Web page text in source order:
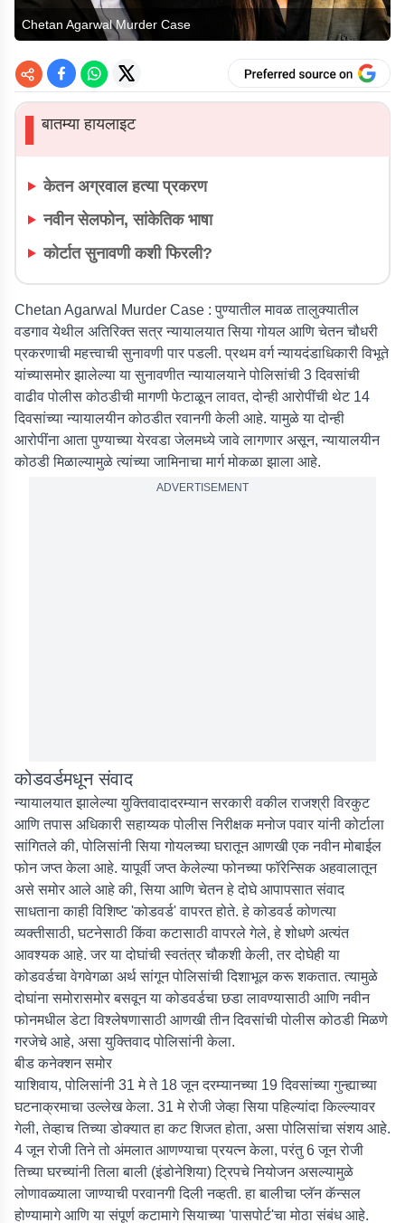
Chetan Agarwal Murder Case
▌बातम्या हायलाइट
केतन अग्रवाल हत्या प्रकरण
नवीन सेलफोन, सांकेतिक भाषा
कोर्टात सुनावणी कशी फिरली?
Chetan Agarwal Murder Case : पुण्यातील मावळ तालुक्यातील
वडगाव येथील अतिरिक्त सत्र न्यायालयात सिया गोयल आणि चेतन चौधरी
प्रकरणाची महत्त्वाची सुनावणी पार पडली. प्रथम वर्ग न्यायदंडाधिकारी विभूते
यांच्यासमोर झालेल्या या सुनावणीत न्यायालयाने पोलिसांची 3 दिवसांची
वाढीव पोलीस कोठडीची मागणी फेटाळून लावत, दोन्ही आरोपींची थेट 14
दिवसांच्या न्यायालयीन कोठडीत रवानगी केली आहे. यामुळे या दोन्ही
आरोपींना आता पुण्याच्या येरवडा जेलमध्ये जावे लागणार असून, न्यायालयीन
कोठडी मिळाल्यामुळे त्यांच्या जामिनाचा मार्ग मोकळा झाला आहे.
ADVERTISEMENT
कोडवर्डमधून संवाद
न्यायालयात झालेल्या युक्तिवादादरम्यान सरकारी वकील राजश्री विरकुट
आणि तपास अधिकारी सहाय्यक पोलीस निरीक्षक मनोज पवार यांनी कोर्टाला
सांगितले की, पोलिसांनी सिया गोयलच्या घरातून आणखी एक नवीन मोबाईल
फोन जप्त केला आहे. यापूर्वी जप्त केलेल्या फोनच्या फॉरेन्सिक अहवालातून
असे समोर आले आहे की, सिया आणि चेतन हे दोघे आपापसात संवाद
साधताना काही विशिष्ट 'कोडवर्ड' वापरत होते. हे कोडवर्ड कोणत्या
व्यक्तीसाठी, घटनेसाठी किंवा कटासाठी वापरले गेले, हे शोधणे अत्यंत
आवश्यक आहे. जर या दोघांची स्वतंत्र चौकशी केली, तर दोघेही या
कोडवर्डचा वेगवेगळा अर्थ सांगून पोलिसांची दिशाभूल करू शकतात. त्यामुळे
दोघांना समोरासमोर बसवून या कोडवर्डचा छडा लावण्यासाठी आणि नवीन
फोनमधील डेटा विश्लेषणासाठी आणखी तीन दिवसांची पोलीस कोठडी मिळणे
गरजेचे आहे, असा युक्तिवाद पोलिसांनी केला.
बीड कनेक्शन समोर
याशिवाय, पोलिसांनी 31 मे ते 18 जून दरम्यानच्या 19 दिवसांच्या गुन्ह्याच्या
घटनाक्रमाचा उल्लेख केला. 31 मे रोजी जेव्हा सिया पहिल्यांदा किल्ल्यावर
गेली, तेव्हाच तिच्या डोक्यात हा कट शिजत होता, असा पोलिसांचा संशय आहे.
4 जून रोजी तिने तो अंमलात आणण्याचा प्रयत्न केला, परंतु 6 जून रोजी
तिच्या घरच्यांनी तिला बाली (इंडोनेशिया) ट्रिपचे नियोजन असल्यामुळे
लोणावळ्याला जाण्याची परवानगी दिली नव्हती. हा बालीचा प्लॅन कॅन्सल
होण्यामागे आणि या संपूर्ण कटामागे सियाच्या 'पासपोर्ट'चा मोठा संबंध आहे.